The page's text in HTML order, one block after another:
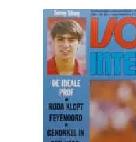
Wie is puntertje
Puntertjes
Contact